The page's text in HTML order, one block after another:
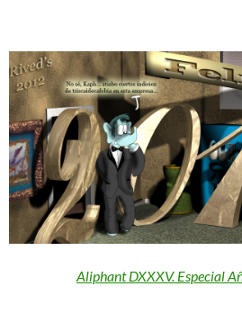
Aliphant DXXXV. Especial